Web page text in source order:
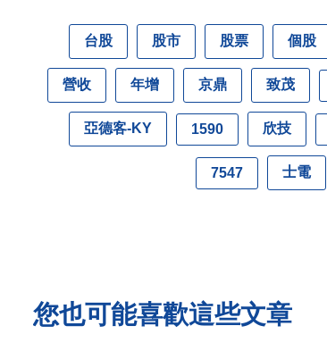
台股 股市 股票 個股
營收 年增 京鼎 致茂
亞德客-KY 1590 欣技
7547 士電
您也可能喜歡這些文章